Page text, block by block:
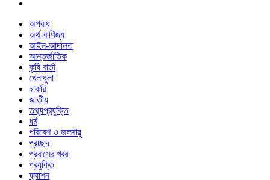
অপরাধ
অর্থ-বাণিজ্য
আইন-আদালত
আন্তর্জাতিক
কৃষি বার্তা
খেলাধুলা
চাকরি
জাতীয়
তথ্যপ্রযুক্তি
ধর্ম
পরিবেশ ও জলবায়ু
প্রচ্ছদ
প্রবাসের খবর
প্রযুক্তি
ফ্যাশন